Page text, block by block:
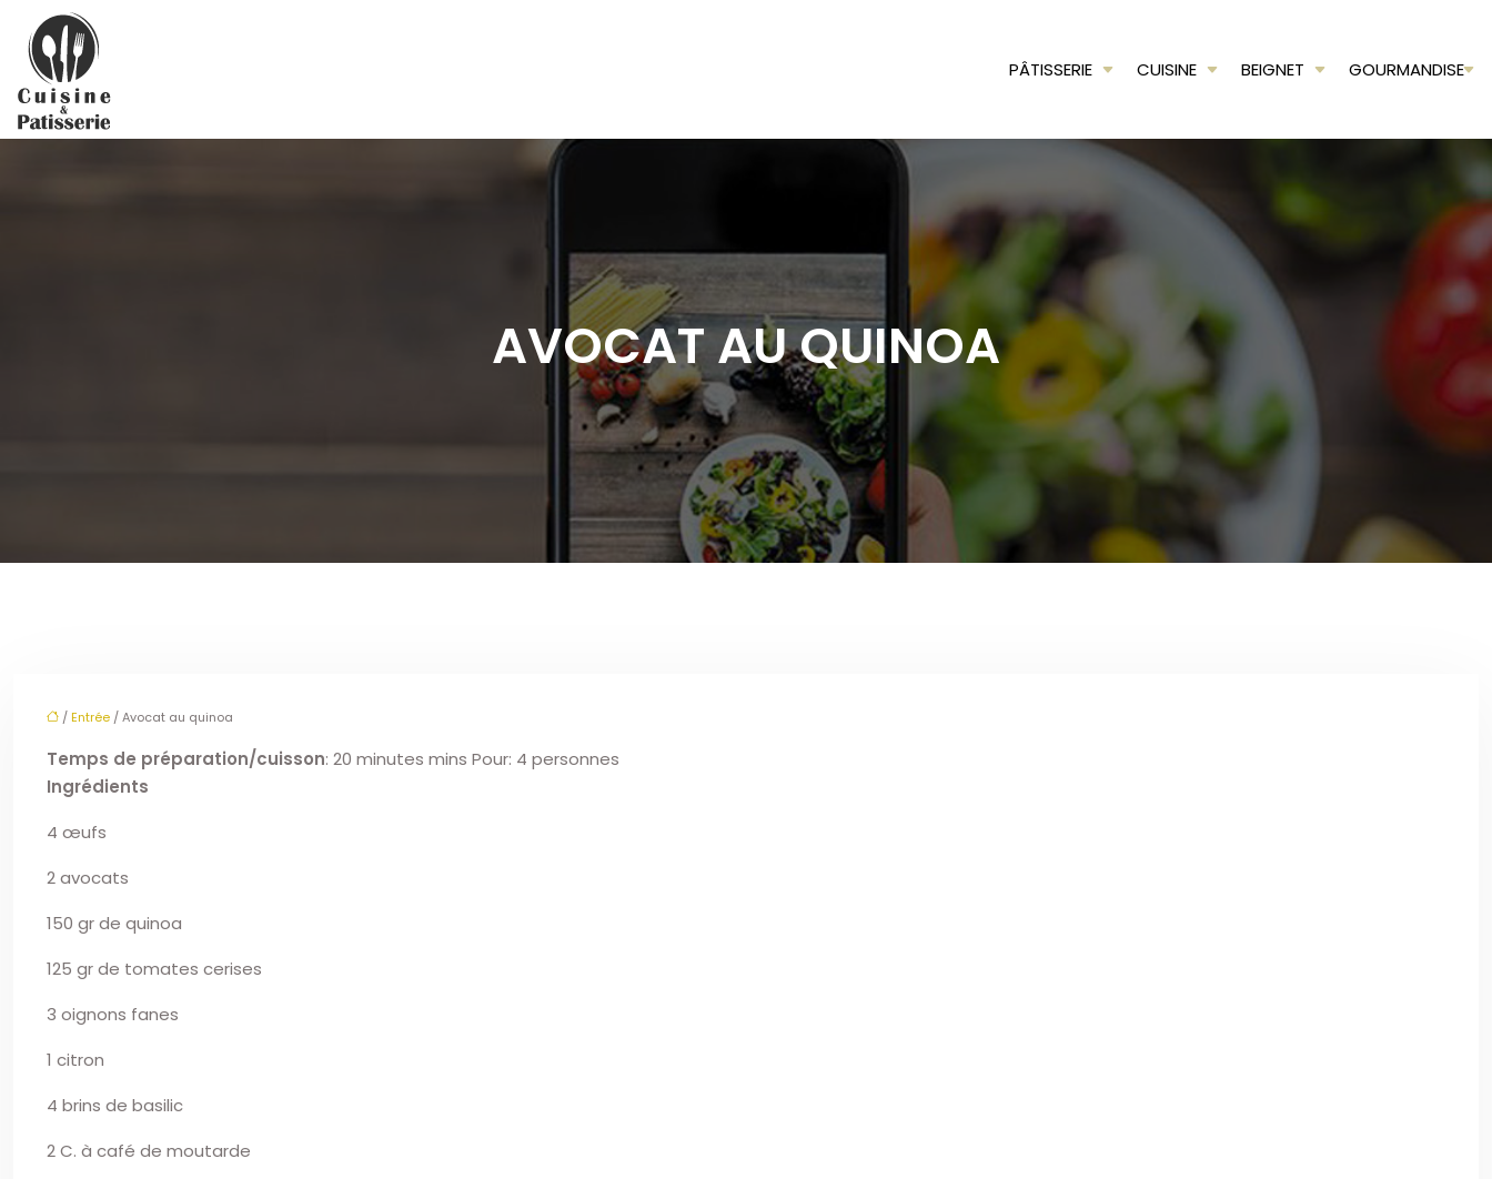
PÂTISSERIE CUISINE BEIGNET GOURMANDISE
AVOCAT AU QUINOA
/ Entrée / Avocat au quinoa
Temps de préparation/cuisson: 20 minutes mins Pour: 4 personnes
Ingrédients
4 œufs
2 avocats
150 gr de quinoa
125 gr de tomates cerises
3 oignons fanes
1 citron
4 brins de basilic
2 C. à café de moutarde